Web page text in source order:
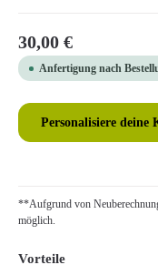
Regulärer Preis:
30,00 €
Anfertigung nach
Personalisiere
**Aufgrund von
möglich.
Vorteile